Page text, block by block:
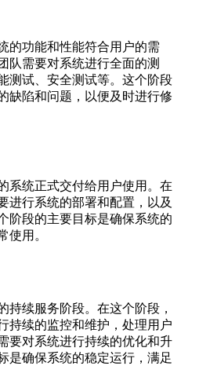
的功能和性能符合用户的需
队需要对系统进行全面的测
测试、安全测试等。这个阶段
缺陷和问题，以便及时进行修
系统正式交付给用户使用。在
进行系统的部署和配置，以及
阶段的主要目标是确保系统的
使用。
持续服务阶段。在这个阶段，
持续的监控和维护，处理用户
要对系统进行持续的优化和升
是确保系统的稳定运行，满足